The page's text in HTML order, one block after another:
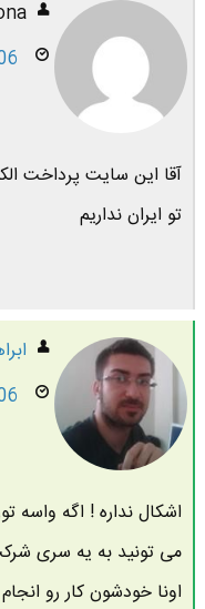
06
آقا این سایت پرداخت
تو ایران نداریم
06
اشکال نداره ! اگه واسه
می تونید به یه سری
اونا خودشون کار رو